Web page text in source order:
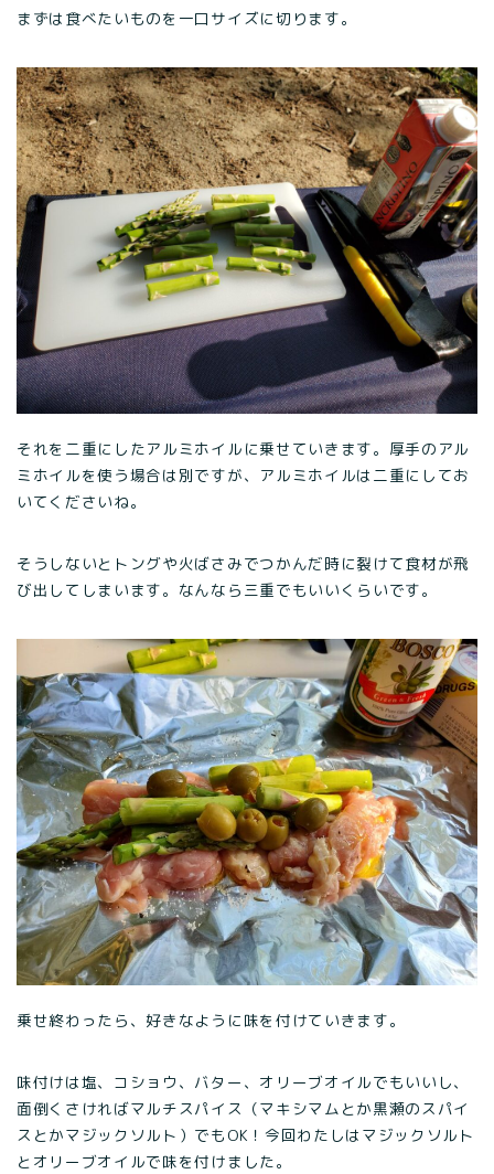
まずは食べたいものを一口サイズに切ります。
それを二重にしたアルミホイルに乗せていきます。厚手のアル
ミホイルを使う場合は別ですが、アルミホイルは二重にしてお
いてくださいね。
そうしないとトングや火ばさみでつかんだ時に裂けて食材が飛
び出してしまいます。なんなら三重でもいいくらいです。
乗せ終わったら、好きなように味を付けていきます。
味付けは塩、コショウ、バター、オリーブオイルでもいいし、
面倒くさければマルチスパイス（マキシマムとか黒瀬のスパイ
スとかマジックソルト）でもOK！今回わたしはマジックソルト
とオリーブオイルで味を付けました。